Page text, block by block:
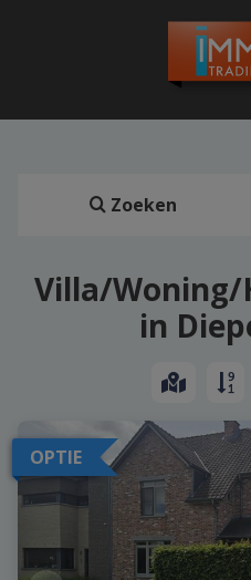
Zoeken
Villa/Woning/
in
OPTIE